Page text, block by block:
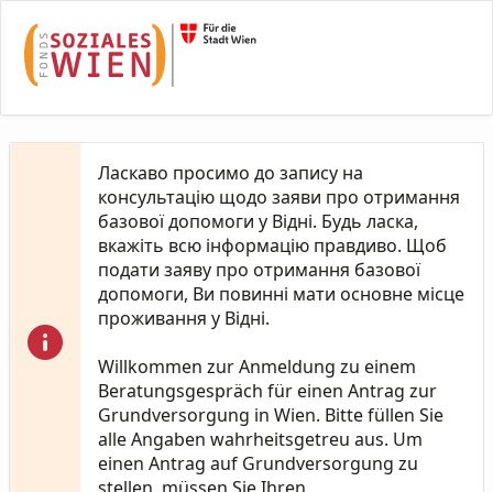
Ласкаво просимо до запису на
консультацію щодо заяви про отримання
базової допомоги у Відні. Будь ласка,
вкажіть всю інформацію правдиво. Щоб
подати заяву про отримання базової
допомоги, Ви повинні мати основне місце
проживання у Відні.
Willkommen zur Anmeldung zu einem
Beratungsgespräch für einen Antrag zur
Grundversorgung in Wien. Bitte füllen Sie
alle Angaben wahrheitsgetreu aus. Um
einen Antrag auf Grundversorgung zu
stellen, müssen Sie Ihren